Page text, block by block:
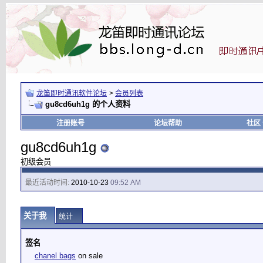
龙笛即时通讯软件论坛 > 会员列表
gu8cd6uh1g 的个人资料
注册账号 论坛帮助 社区
gu8cd6uh1g
初级会员
最近活动时间: 2010-10-23 09:52 AM
关于我 统计
签名
chanel bags on sale